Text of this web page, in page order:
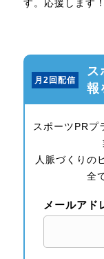
す。応援します！
月2回配信
ス
報
スポーツPRプ
人脈づくりの
全
メールアド